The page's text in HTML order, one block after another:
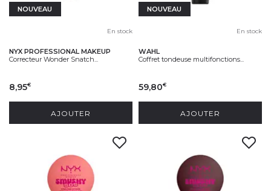
NOUVEAU
En stock
NYX PROFESSIONAL MAKEUP
Correcteur Wonder Snatch...
8,95€
AJOUTER
NOUVEAU
En stock
WAHL
Coffret tondeuse multifonctions...
59,80€
AJOUTER